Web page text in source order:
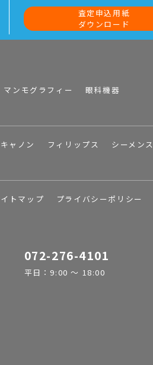
査定申込用紙
ダウンロード
マンモグラフィー
眼科機器
ャノン フィリップス
シーメンス
トマップ プライバシーポリシー
072-276-4101
平日：9:00 ～ 18:00